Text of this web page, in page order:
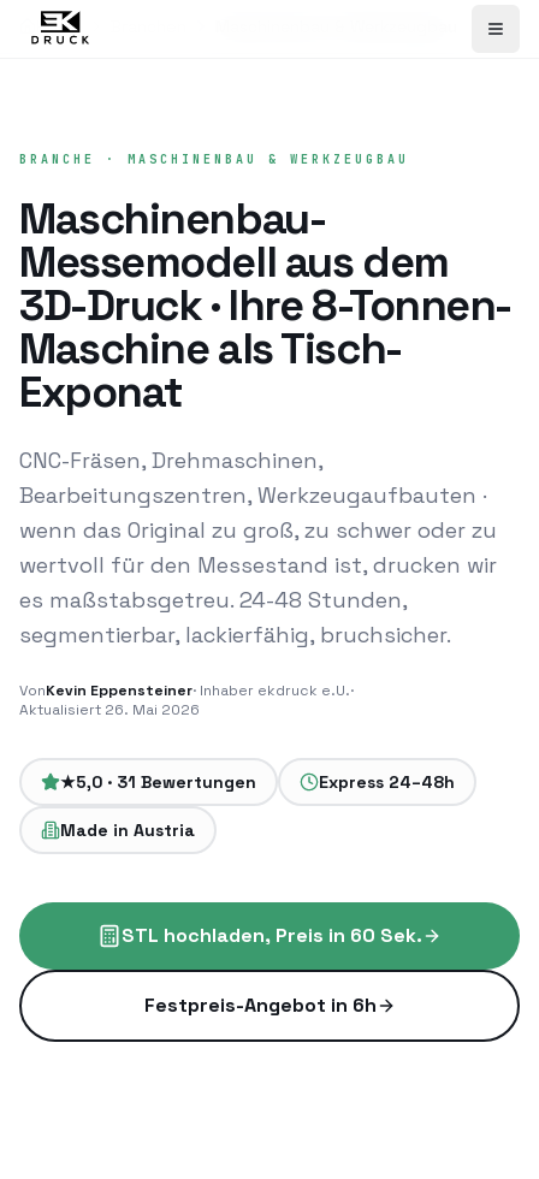
Home
BRANCHE · MASCHINENBAU & WERKZEUGBAU
Maschinenbau-
Messemodell aus dem
3D-Druck · Ihre 8-Tonnen-
Maschine als Tisch-
Exponat
CNC-Fräsen, Drehmaschinen,
Bearbeitungszentren, Werkzeugaufbauten ·
wenn das Original zu groß, zu schwer oder zu
wertvoll für den Messestand ist, drucken wir
es maßstabsgetreu. 24-48 Stunden,
segmentierbar, lackierfähig, bruchsicher.
VonKevin Eppensteiner· Inhaber ekdruck e.U.·
Aktualisiert 26. Mai 2026
★5,0 · 31 Bewertungen Express 24–48h
Made in Austria
STL hochladen, Preis in 60 Sek.
Festpreis-Angebot in 6h